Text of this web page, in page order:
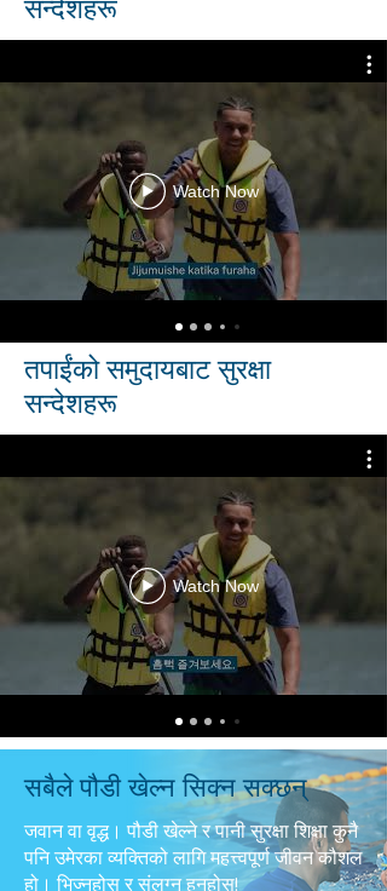
सन्देशहरू
Watch Now
तपाईंको समुदायबाट सुरक्षा
सन्देशहरू
Watch Now
सबैले पौडी खेल्न सिक्न सक्छन्
जवान वा वृद्ध। पौडी खेल्ने र पानी सुरक्षा शिक्षा कुनै
पनि उमेरका व्यक्तिको लागि महत्त्वपूर्ण जीवन कौशल
हो। भिज्नुहोस् र संलग्न हुनुहोस्!